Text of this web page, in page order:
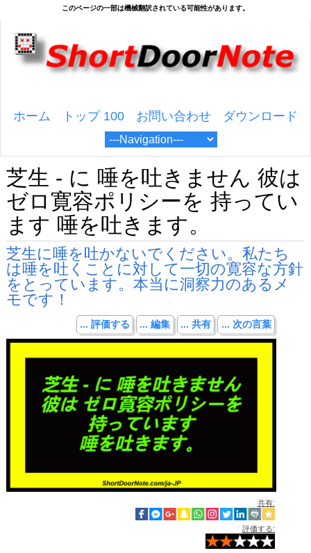
ホーム トップ 100 お問い合わせ ダウンロード
芝生 - に 唾を吐きません 彼は
ゼロ寛容ポリシーを 持ってい
ます 唾を吐きます。
芝生に唾を吐かないでください。私たち
は唾を吐くことに対して一切の寛容な方針
をとっています。本当に洞察力のあるメ
モです！
... 評価する ... 編集 ... 共有 ... 次の言葉
共有:
評価する: